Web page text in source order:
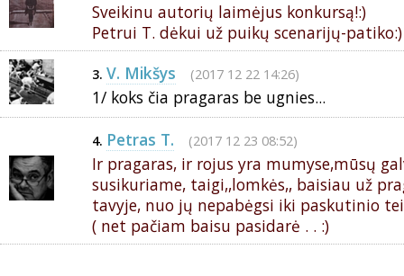
Sveikinu autorių laimėjus konkursą!:)
Petrui T. dėkui už puikų scenarijų-patiko:)
3. V. Mikšys (2017 12 22 14:26)
1/ koks čia pragaras be ugnies...
4. Petras T. (2017 12 23 08:52)
Ir pragaras, ir rojus yra mumyse,mūsų
susikuriame, taigi,,lomkės,, baisiau už
tavyje, nuo jų nepabėgsi iki paskutinio
( net pačiam baisu pasidarė . . :)